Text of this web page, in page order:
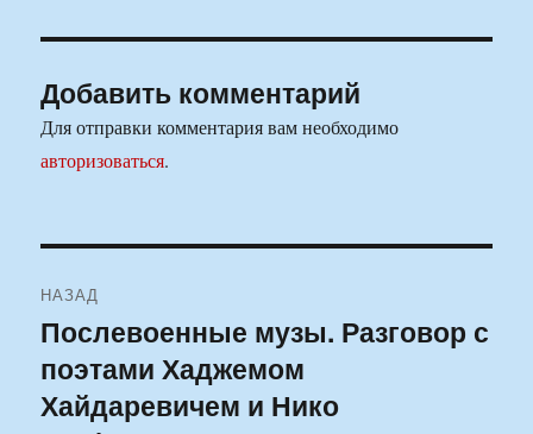
Добавить комментарий
Для отправки комментария вам необходимо
авторизоваться.
по
записям
НАЗАД
Предыдущая
запись:
Послевоенные музы. Разговор с
поэтами Хаджемом
Хайдаревичем и Нико